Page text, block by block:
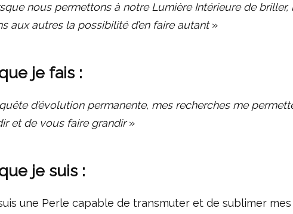
nous permettons à notre Lumière Intérieure de briller,
aux autres la possibilité d’en faire autant»
je fais :
d’évolution permanente, mes recherches me
et de vous faire grandir»
je suis :
une Perle capable de transmuter et de sublimer